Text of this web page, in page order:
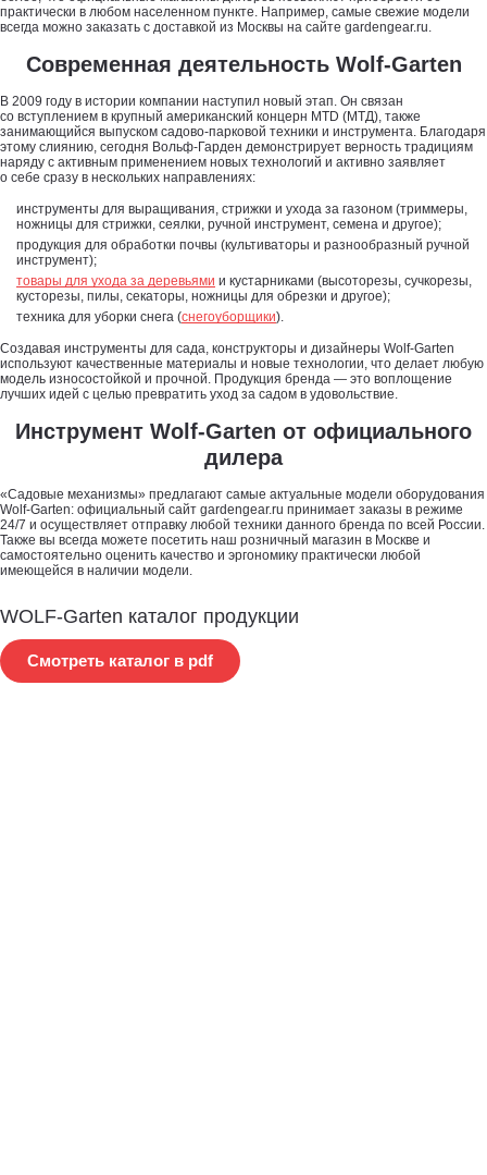
практически в любом населенном пункте. Например, самые свежие модели
всегда можно заказать с доставкой из Москвы на сайте gardengear.ru.
Современная деятельность Wolf-Garten
В 2009 году в истории компании наступил новый этап. Он связан
со вступлением в крупный американский концерн MTD (МТД), также
занимающийся выпуском садово-парковой техники и инструмента. Благодаря
этому слиянию, сегодня Вольф-Гарден демонстрирует верность традициям
наряду с активным применением новых технологий и активно заявляет
о себе сразу в нескольких направлениях:
инструменты для выращивания, стрижки и ухода за газоном (триммеры,
ножницы для стрижки, сеялки, ручной инструмент, семена и другое);
продукция для обработки почвы (культиваторы и разнообразный ручной
инструмент);
товары для ухода за деревьями и кустарниками (высоторезы, сучкорезы,
кусторезы, пилы, секаторы, ножницы для обрезки и другое);
техника для уборки снега (снегоуборщики).
Создавая инструменты для сада, конструкторы и дизайнеры Wolf-Garten
используют качественные материалы и новые технологии, что делает любую
модель износостойкой и прочной. Продукция бренда — это воплощение
лучших идей с целью превратить уход за садом в удовольствие.
Инструмент Wolf-Garten от официального
дилера
«Садовые механизмы» предлагают самые актуальные модели оборудования
Wolf-Garten: официальный сайт gardengear.ru принимает заказы в режиме
24/7 и осуществляет отправку любой техники данного бренда по всей России.
Также вы всегда можете посетить наш розничный магазин в Москве и
самостоятельно оценить качество и эргономику практически любой
имеющейся в наличии модели.
WOLF-Garten каталог продукции
Смотреть каталог в pdf